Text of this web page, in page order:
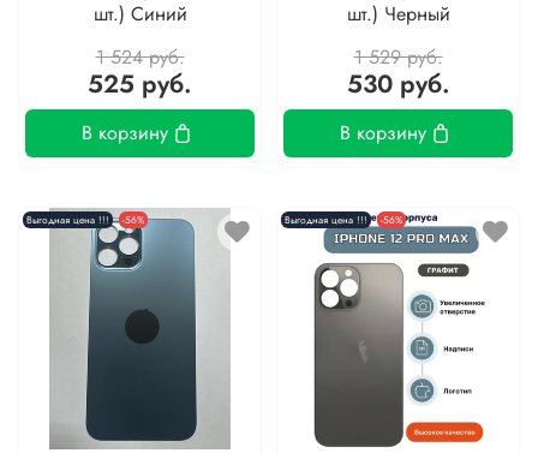
шт.) Синий
1 524 руб.
525 руб.
В корзину
шт.) Черный
1 529 руб.
530 руб.
В корзину
Выгодная цена !!! -56% Выгодная цена !!! -56%